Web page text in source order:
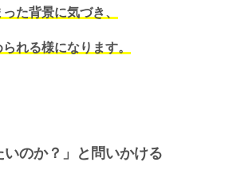
た背景に気づき、
れる様になります。
いのか？」と問いかける